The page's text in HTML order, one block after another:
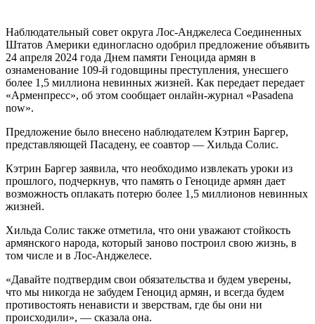
Наблюдательный совет округа Лос-Анджелеса Соединенных
Штатов Америки единогласно одобрил предложение объявить
24 апреля 2024 года Днем памяти Геноцида армян в
ознаменование 109-й годовщины преступления, унесшего
более 1,5 миллиона невинных жизней. Как передает передает
«Арменпресс», об этом сообщает онлайн-журнал «Pasadena
now».
Предложение было внесено наблюдателем Кэтрин Баргер,
представляющей Пасадену, ее соавтор — Хильда Солис.
Кэтрин Баргер заявила, что необходимо извлекать уроки из
прошлого, подчеркнув, что память о Геноциде армян дает
возможность оплакать потерю более 1,5 миллионов невинных
жизней.
Хильда Солис также отметила, что они уважают стойкость
армянского народа, который заново построил свою жизнь, в
том числе и в Лос-Анджелесе.
«Давайте подтвердим свои обязательства и будем уверены,
что мы никогда не забудем Геноцид армян, и всегда будем
противостоять ненависти и зверствам, где бы они ни
происходили», — сказала она.